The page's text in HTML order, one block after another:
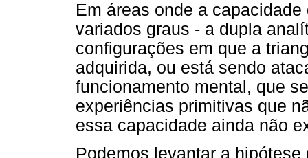
Em áreas onde a
variados graus - a dupla
configurações em que a
adquirida, ou está sendo
funcionamento mental, que
experiências primitivas que
essa capacidade ainda não
Podemos levantar a